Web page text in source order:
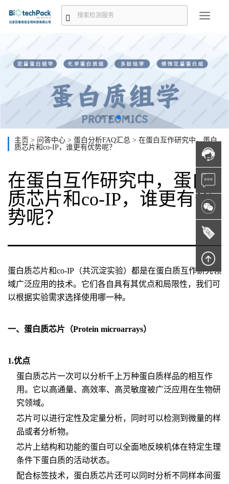
主页 > 问答中心 > 蛋白分析FAQ汇总 > 在蛋白互作研究中，蛋白
质芯片和co-IP，谁更有优势呢？
在蛋白互作研究中，蛋白
质芯片和co-IP，谁更有优
势呢？
蛋白质芯片和co-IP（共沉淀实验）都是在蛋白质互作研究领
域广泛应用的技术。它们各自具有其优点和局限性，我们可
以根据实验需求选择使用哪一种。
一、蛋白质芯片（Protein microarrays）
1.优点
蛋白质芯片一次可以分析千上万种蛋白质样品的相互作
用。它以高通量、高效率、高灵敏度被广泛应用在生物研
究领域。
芯片可以进行定性及定量分析，同时可以检测到微量的样
品或者分析物。
芯片上结构和功能的蛋白可以全面地反映机体在特定生理
条件下蛋白质的活动状态。
配合标签技术，蛋白质芯片还可以同时分析不同样本间蛋